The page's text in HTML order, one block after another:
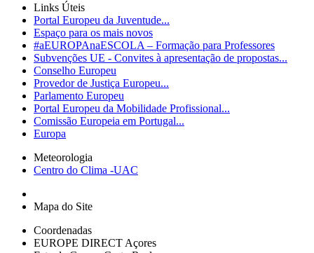
Links Úteis
Portal Europeu da Juventude...
Espaço para os mais novos
#aEUROPAnaESCOLA – Formação para Professores
Subvenções UE - Convites à apresentação de propostas...
Conselho Europeu
Provedor de Justiça Europeu...
Parlamento Europeu
Portal Europeu da Mobilidade Profissional...
Comissão Europeia em Portugal...
Europa
Meteorologia
Centro do Clima -UAC
Mapa do Site
Coordenadas
EUROPE DIRECT Açores